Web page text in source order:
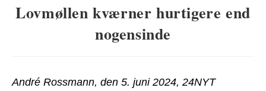
Lovmøllen kværner hurtigere end
nogensinde
André Rossmann, den 5. juni 2024, 24NYT